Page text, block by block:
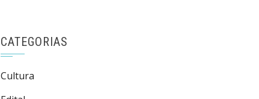
CATEGORIAS
Cultura